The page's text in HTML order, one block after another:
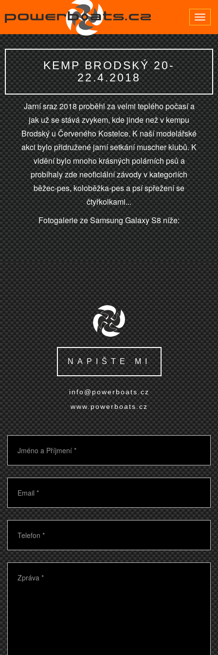
Toggle
KEMP BRODSKÝ 20-
22.4.2018
Jarní sraz 2018 proběhl za velmi teplého počasí a
jak už se stává zvykem, kde jinde než v kempu
Brodský u Červeného Kostelce. K naší modelářské
akci bylo přidružené jarní setkání muscher klubů. K
vidění bylo mnoho krásných polárních psů a
probíhaly zde neoficiální závody v kategoriích
běžec-pes, koloběžka-pes a psí spřežení se
čtyřkolkami...
Fotogalerie ze Samsung Galaxy S8 níže:
NAPIŠTE MI
info@powerboats.cz
www.powerboats.cz